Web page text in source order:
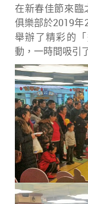
在新春佳節來臨
俱樂部於2019年
舉辦了精彩的
動，一時間吸引